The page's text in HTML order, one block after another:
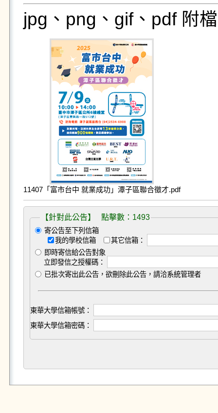
jpg、png、gif、pdf 附
11407「富市台中 就業成功」潭子區聯合徵才.pdf
【針對此公告】 點擊數：1493
寄公告至下列信箱
我的學校信箱
其它信箱：
即時寄信給公告對象
立即發信之授權碼：
已批次寄出此公告，欲刪除此公告，請洽系統管理者
東華大學信箱帳號：
東華大學信箱密碼：